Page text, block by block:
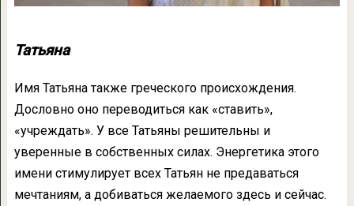
Татьяна
Имя Татьяна также греческого происхождения.
Дословно оно переводиться как «ставить»,
«учреждать». У все Татьяны решительны и
уверенные в собственных силах. Энергетика этого
имени стимулирует всех Татьян не предаваться
мечтаниям, а добиваться желаемого здесь и сейчас.